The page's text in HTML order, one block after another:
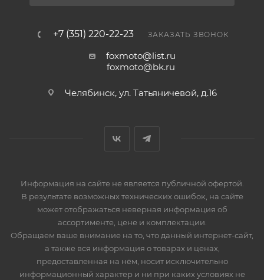
+7 (351) 220-22-23 ЗАКАЗАТЬ ЗВОНОК
foxmoto@list.ru
foxmoto@bk.ru
Челябинск, ул. Татьяничевой, д.16
Информация на сайте не является публичной офертой.
В результате возможных технических ошибок, на сайте
может отображаться неверная информация об
ассортименте, цене и комплектации.
Обращаем ваше внимание на то, что данный интернет-сайт,
а также вся информация о товарах и ценах,
предоставленная на нём, носит исключительно
информационный характер и ни при каких условиях не